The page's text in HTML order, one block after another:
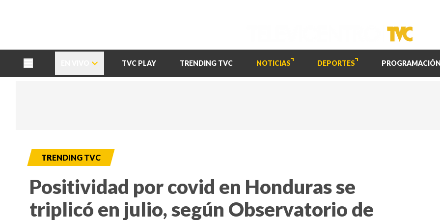
TVC PLAY TRENDING TVC NOTICIAS DEPORTES PROGRAMACIÓN
TRENDING TVC
Positividad por covid en Honduras se
triplicó en julio, según Observatorio de